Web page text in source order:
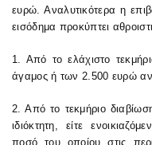
ευρώ. Αναλυτικότερα η
εισόδημα προκύπτει
1. Από το ελάχιστο
άγαμος ή των 2.500 ευρώ αν
2. Από το τεκμήριο
ιδιόκτητη, είτε
ποσό του οποίου στις